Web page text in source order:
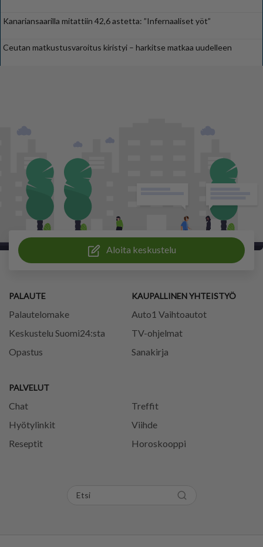
Kanariansaarilla mitattiin 42,6 astetta: ”Infernaaliset yöt”
Ceutan matkustusvaroitus kiristyi – harkitse matkaa uudelleen
Aloita keskustelu
PALAUTE
Palautelomake
Keskustelu Suomi24:sta
Opastus
PALVELUT
Chat
Treffit
Hyötylinkit
Viihde
Reseptit
Horoskooppi
KAUPALLINEN YHTEISTYÖ
Auto1 Vaihtoautot
TV-ohjelmat
Sanakirja